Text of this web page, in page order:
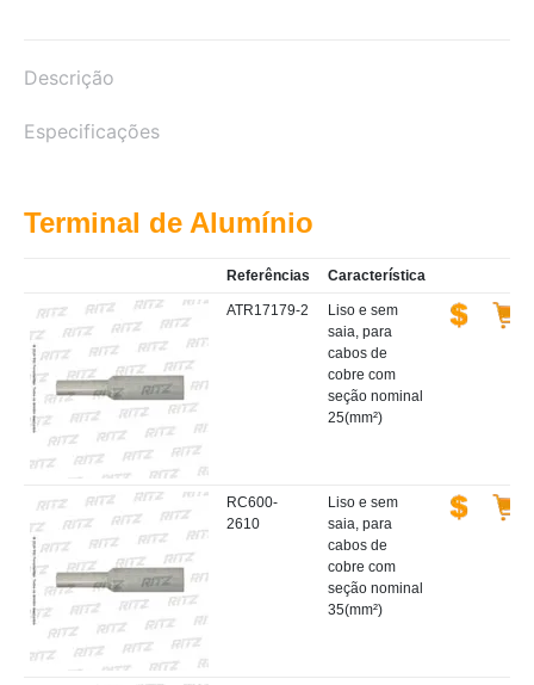
Descrição
Especificações
Terminal de Alumínio
Referências Característica
ATR17179-2
Liso e sem
saia, para
cabos de
cobre com
seção nominal
25(mm²)
RC600-
2610
Liso e sem
saia, para
cabos de
cobre com
seção nominal
35(mm²)